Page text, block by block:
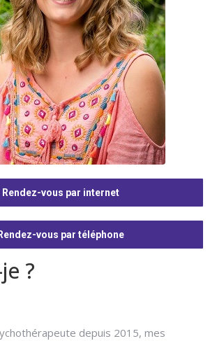
?
depuis 2015, mes
Rendez-vous par internet
Rendez-vous par téléphone